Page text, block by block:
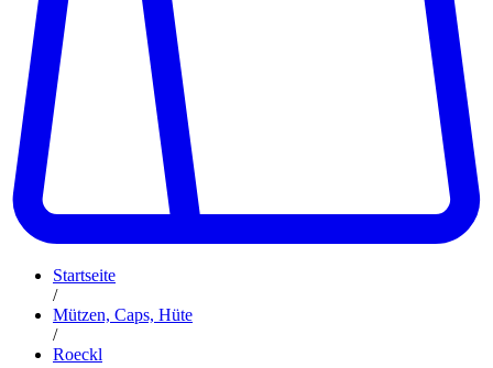
Startseite
/
Mützen, Caps, Hüte
/
Roeckl